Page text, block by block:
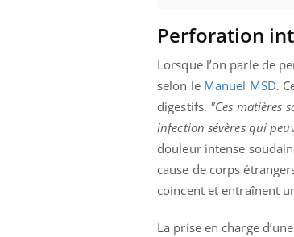
Perforation
Lorsque l’on parle de
selon le Manuel MSD.
digestifs. "Ces matières
infection sévères qui
douleur intense
cause de corps
coincent et entraînent
La prise en charge
Eczéma Chronique des Mains
expliquer ma maladieYoutube
d'autres non ! D'un côté, poser des
questions sur la maladie d'un